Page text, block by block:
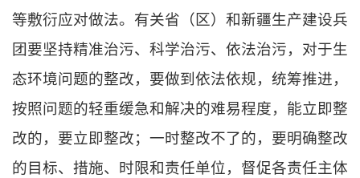
等敷衍应对做法。有关省（区）和新疆生产建设兵
团要坚持精准治污、科学治污、依法治污，对于生
态环境问题的整改，要做到依法依规，统筹推进，
按照问题的轻重缓急和解决的难易程度，能立即整
改的，要立即整改；一时整改不了的，要明确整改
的目标、措施、时限和责任单位，督促各责任主体